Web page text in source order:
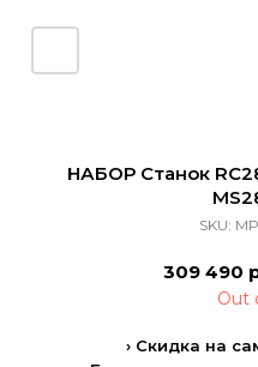
НАБОР Станок
SKU:
309 490
Out
› Скидка на